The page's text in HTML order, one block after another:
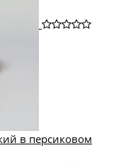
в персиковом